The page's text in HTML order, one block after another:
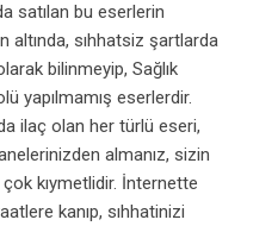
satılan bu eserlerin
altında, sıhhatsiz şartlarda
bilinmeyip, Sağlık
yapılmamış eserlerdir.
ilaç olan her türlü eseri,
almanız, sizin
çok kıymetlidir. İnternette
kanıp, sıhhatinizi